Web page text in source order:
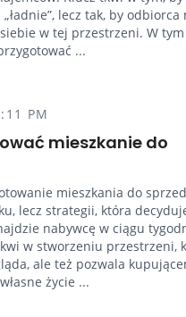
lecz tak, by odbiorca
w tej przestrzeni. W
...
PM
mieszkanie do
mieszkania do
lecz strategii, która
nabywcę w ciągu
w stworzeniu przestrzeni,
ale też pozwala
życie ...